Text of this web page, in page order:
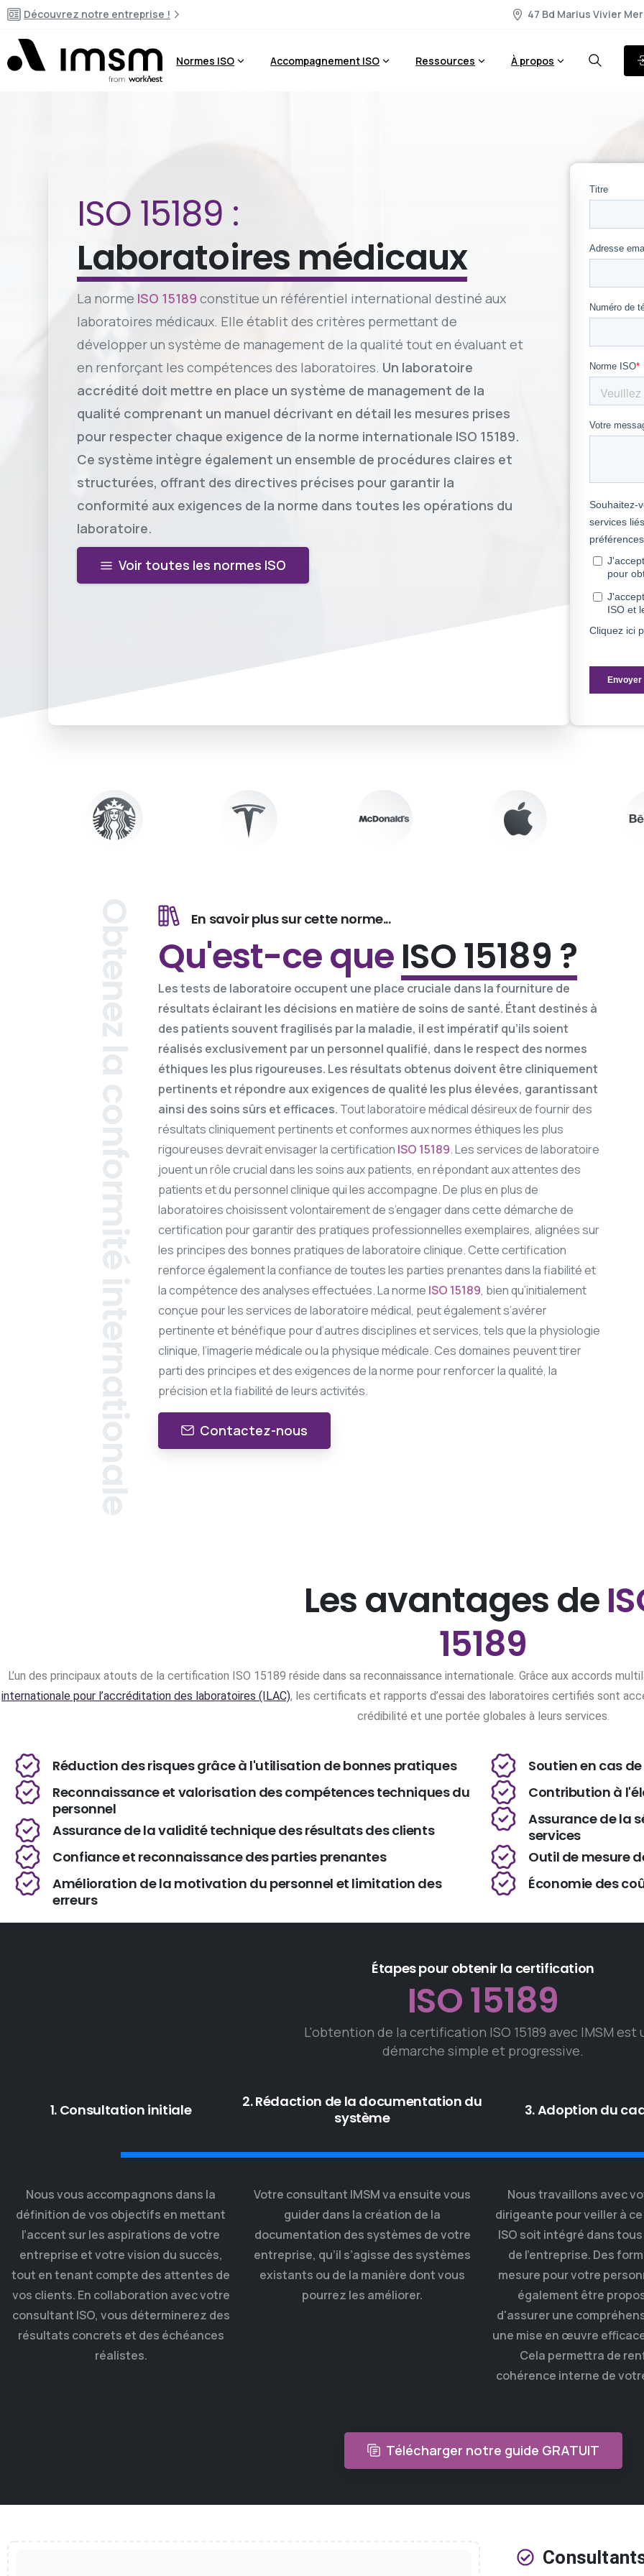
ISO 15189
Découvrez notre entreprise ! 47 Bd Marius Vivier
Normes ISO Accompagnement ISO Ressources À propos
ISO 15189 :
Laboratoires médicaux
La norme ISO 15189 constitue un référentiel international destiné aux
laboratoires médicaux. Elle établit des critères permettant de
développer un système de management de la qualité tout en évaluant et
en renforçant les compétences des laboratoires. Un laboratoire
accrédité doit mettre en place un système de management de la
qualité comprenant un manuel décrivant en détail les mesures prises
pour respecter chaque exigence de la norme internationale ISO 15189.
Ce système intègre également un ensemble de procédures claires et
structurées, offrant des directives précises pour garantir la
conformité aux exigences de la norme dans toutes les opérations du
laboratoire.
Voir toutes les normes ISO
En savoir plus sur cette norme...
Qu'est-ce queISO 15189 ?
Les tests de laboratoire occupent une place cruciale dans la fourniture de
résultats éclairant les décisions en matière de soins de santé. Étant destinés à
des patients souvent fragilisés par la maladie, il est impératif qu’ils soient
réalisés exclusivement par un personnel qualifié, dans le respect des normes
éthiques les plus rigoureuses. Les résultats obtenus doivent être cliniquement
pertinents et répondre aux exigences de qualité les plus élevées, garantissant
ainsi des soins sûrs et efficaces. Tout laboratoire médical désireux de fournir des
résultats cliniquement pertinents et conformes aux normes éthiques les plus
rigoureuses devrait envisager la certification ISO 15189. Les services de laboratoire
jouent un rôle crucial dans les soins aux patients, en répondant aux attentes des
patients et du personnel clinique qui les accompagne. De plus en plus de
laboratoires choisissent volontairement de s’engager dans cette démarche de
certification pour garantir des pratiques professionnelles exemplaires, alignées sur
les principes des bonnes pratiques de laboratoire clinique. Cette certification
renforce également la confiance de toutes les parties prenantes dans la fiabilité et
la compétence des analyses effectuées. La norme ISO 15189, bien qu’initialement
conçue pour les services de laboratoire médical, peut également s’avérer
pertinente et bénéfique pour d’autres disciplines et services, tels que la physiologie
clinique, l’imagerie médicale ou la physique médicale. Ces domaines peuvent tirer
parti des principes et des exigences de la norme pour renforcer la qualité, la
précision et la fiabilité de leurs activités.
Contactez-nous
Les avantages de
15189
L’un des principaux atouts de la certification ISO 15189 réside dans sa reconnaissance internationale. Grâce aux accords
internationale pour l’accréditation des laboratoires (ILAC), les certificats et rapports d’essai des laboratoires certifiés sont
crédibilité et une portée globales à leurs services.
Réduction des risques grâce à l'utilisation de bonnes pratiques
Reconnaissance et valorisation des compétences techniques du
personnel
Assurance de la validité technique des résultats des clients
Confiance et reconnaissance des parties prenantes
Amélioration de la motivation du personnel et limitation des
erreurs
Soutien en cas
Contribution à
Assurance de la
services
Outil de mesure
Économie des
Étapes pour obtenir la certification
ISO 15189
L'obtention de la certification ISO 15189 avec IMSM est
démarche simple et progressive.
1. Consultation initiale
Nous vous accompagnons dans la
définition de vos objectifs en mettant
l’accent sur les aspirations de votre
entreprise et votre vision du succès,
tout en tenant compte des attentes de
vos clients. En collaboration avec votre
consultant ISO, vous déterminerez des
résultats concrets et des échéances
réalistes.
2. Rédaction de la documentation du
système
Votre consultant IMSM va ensuite vous
guider dans la création de la
documentation des systèmes de votre
entreprise, qu’il s’agisse des systèmes
existants ou de la manière dont vous
pourrez les améliorer.
3. Adoption du
Nous travaillons avec
dirigeante pour veiller à
ISO soit intégré dans
de l'entreprise. Des
mesure pour votre
également être
d'assurer une
une mise en œuvre
Cela permettra de
cohérence interne de
Télécharger notre guide GRATUIT